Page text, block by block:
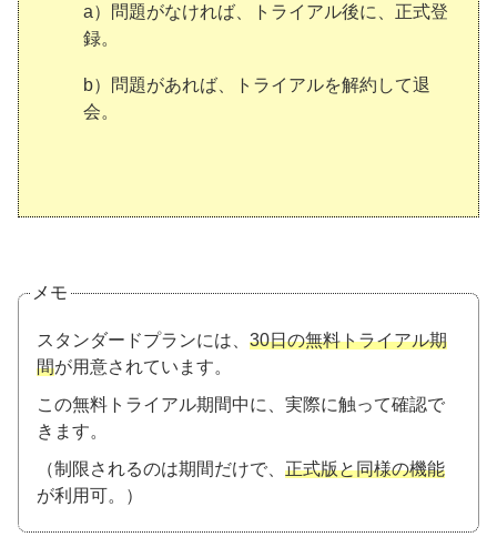
a）問題がなければ、トライアル後に、正式登
録。
b）問題があれば、トライアルを解約して退
会。
メモ
スタンダードプランには、 30日の無料トライアル期
間が用意されています。
この無料トライアル期間中に、実際に触って確認で
きます。
（制限されるのは期間だけで、 正式版と同様の機能
が利用可。）